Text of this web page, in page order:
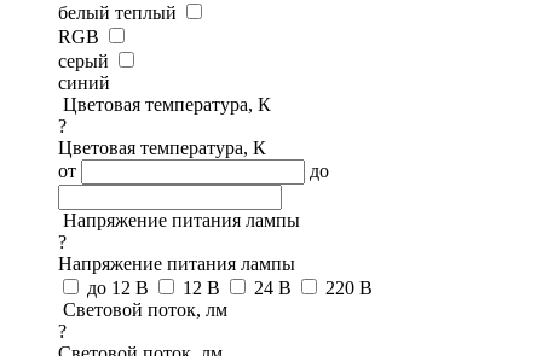
белый теплый
RGB
серый
синий
Цветовая температура, К
?
Цветовая температура, К
от
до
Напряжение питания лампы
?
Напряжение питания лампы
до 12 В
12 В 24 В
220 В
Световой поток, лм
?